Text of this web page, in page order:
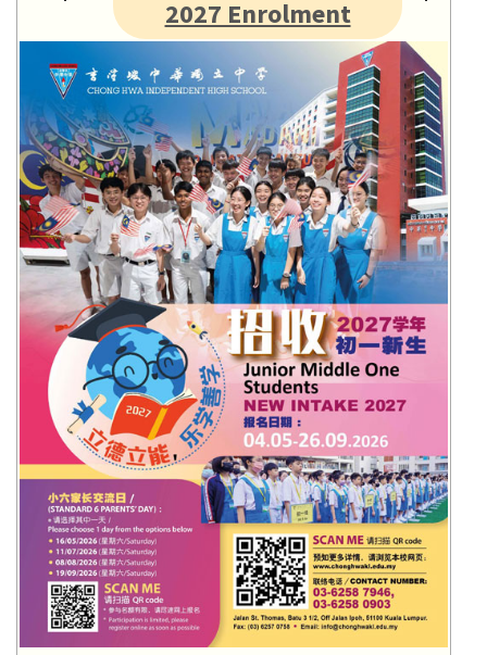
2027 Enrolment